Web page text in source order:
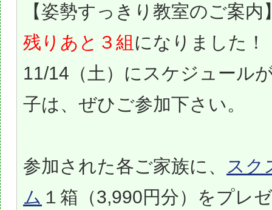
【姿勢すっきり教室のご案内
残りあと３組 になりました！
11/14（土）にスケジュール
子は、ぜひご参加下さい。
参加された各ご家族に、
スク
ム １箱（3,990円分）をプレ